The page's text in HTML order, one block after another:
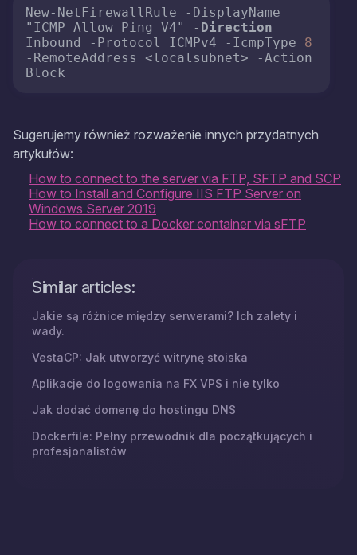
New-NetFirewallRule -DisplayName
"ICMP Allow Ping V4" - Direction
Inbound -Protocol ICMPv4 -IcmpType 8
-RemoteAddress <localsubnet> -Action
Block
Sugerujemy również rozważenie innych przydatnych
artykułów:
How to connect to the server via FTP, SFTP and SCP
How to Install and Configure IIS FTP Server on
Windows Server 2019
How to connect to a Docker container via sFTP
Similar articles:
Jakie są różnice między serwerami? Ich zalety i
wady.
VestaCP: Jak utworzyć witrynę stoiska
Aplikacje do logowania na FX VPS i nie tylko
Jak dodać domenę do hostingu DNS
Dockerfile: Pełny przewodnik dla początkujących i
profesjonalistów